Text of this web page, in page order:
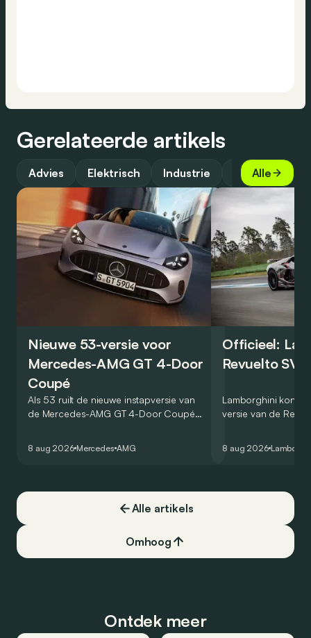
Gerelateerde artikels
Advies Elektrisch Industrie TopAlle
Nieuwe 53-versie voor
Mercedes-AMG GT 4-Door
Coupé
Als 53 ruilt de nieuwe instapversie van
de Mercedes-AMG GT 4-Door Coupé
8 aug 2026 Mercedes AMG
Officieel:
Revuelto SV
Lamborghini
versie van de
een record voor
8 aug 2026
Alle artikels
Omhoog
Ontdek meer